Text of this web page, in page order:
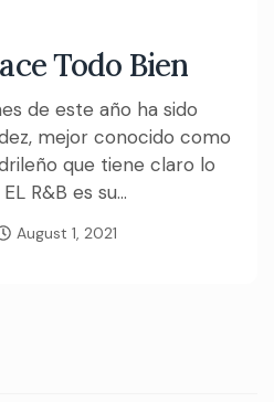
Todo Bien
de este año ha sido
mejor conocido como
que tiene claro lo
R&B es su...
August 1, 2021